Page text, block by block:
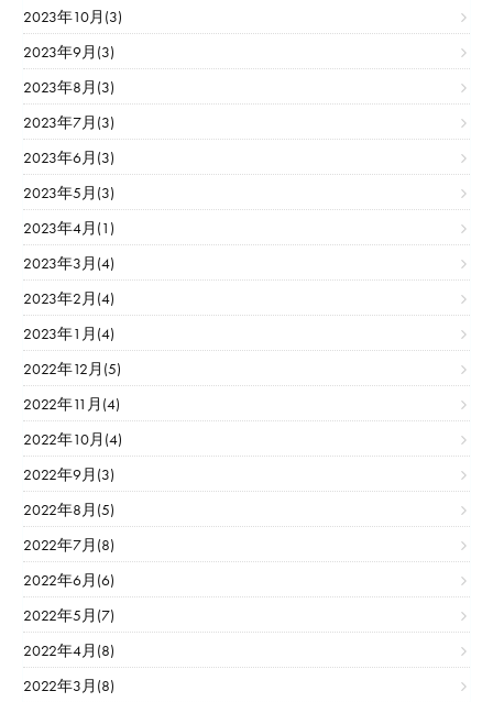
2023年10月(3)
2023年9月(3)
2023年8月(3)
2023年7月(3)
2023年6月(3)
2023年5月(3)
2023年4月(1)
2023年3月(4)
2023年2月(4)
2023年1月(4)
2022年12月(5)
2022年11月(4)
2022年10月(4)
2022年9月(3)
2022年8月(5)
2022年7月(8)
2022年6月(6)
2022年5月(7)
2022年4月(8)
2022年3月(8)